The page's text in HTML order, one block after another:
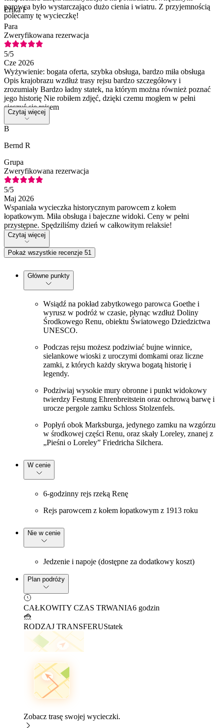
parowca było wystarczająco dużo cienia i wiatru. Z przyjemnością
polecamy tę wycieczkę!
Erika F
Para
Zweryfikowana rezerwacja
5/5
Cze 2026
Wyżywienie: bogata oferta, szybka obsługa, bardzo miła obsługa
Opis krajobrazu wzdłuż trasy rejsu bardzo szczegółowy i
zrozumiały Bardzo ładny statek, na którym można również poznać
jego historię Nie robiłem zdjęć, dzięki czemu mogłem w pełni
cieszyć się rejsem
Czytaj więcej
B
Bernd R
Grupa
Zweryfikowana rezerwacja
5/5
Maj 2026
Wspaniała wycieczka historycznym parowcem z kołem
łopatkowym. Miła obsługa i bajeczne widoki. Ceny w pełni
przystępne. Spędziliśmy dzień w całkowitym relaksie!
Czytaj więcej
Pokaż wszystkie recenzje 51
Główne punkty
Wsiądź na pokład zabytkowego parowca Goethe i
wyrusz w podróż w czasie, płynąc wzdłuż Doliny
Środkowego Renu, obiektu Światowego Dziedzictwa
UNESCO.
Podczas rejsu możesz podziwiać bujne winnice,
sielankowe wioski z uroczymi domkami oraz liczne
zamki, z których każdy skrywa bogatą historię i
legendy.
Podziwiaj wysokie mury obronne i punkt widokowy
twierdzy Festung Ehrenbreitstein oraz ochrową barwę i
urocze pergole zamku Schloss Stolzenfels.
Popłyń obok Marksburga, jedynego zamku na wzgórzu
w środkowej części Renu, oraz skały Loreley, znanej z
„Pieśni o Loreley” Friedricha Silchera.
W cenie
6-godzinny rejs rzeką Renę
Rejs parowcem z kołem łopatkowym z 1913 roku
Nie w cenie
Jedzenie i napoje (dostępne za dodatkowy koszt)
Plan podróży
CAŁKOWITY CZAS TRWANIA6 godzin
RODZAJ TRANSFERUStatek
Zobacz trasę swojej wycieczki.